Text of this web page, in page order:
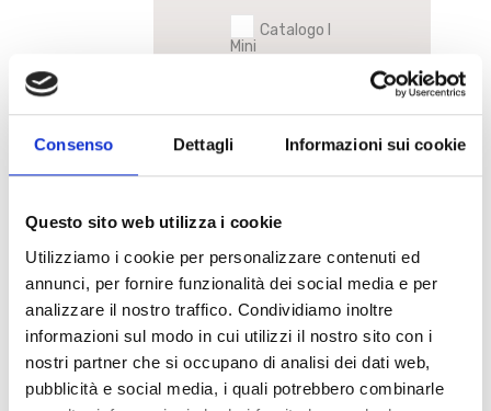
Consenso Dettagli Informazioni sui cookie
Questo sito web utilizza i cookie
Utilizziamo i cookie per personalizzare contenuti ed
annunci, per fornire funzionalità dei social media e per
analizzare il nostro traffico. Condividiamo inoltre
informazioni sul modo in cui utilizzi il nostro sito con i
nostri partner che si occupano di analisi dei dati web,
pubblicità e social media, i quali potrebbero combinarle
Catalogo I
Mini
Ragione Sociale
referente
Indirizzo email
Città